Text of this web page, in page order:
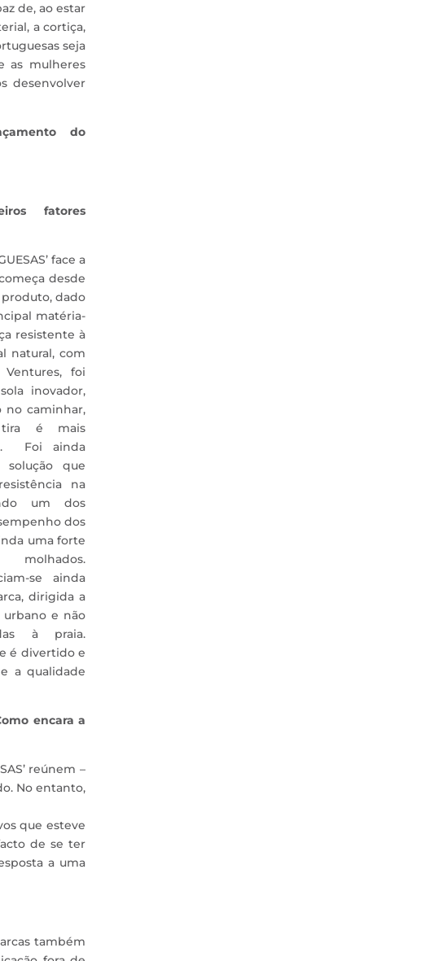
de, ao estar
a cortiça,
seja
as mulheres
desenvolver
do
fatores
face a
desde
dado
matéria-
resistente à
natural, com
foi
inovador,
no caminhar,
é mais
Foi ainda
solução que
na
um dos
dos
uma forte
se ainda
dirigida a
urbano e não
à praia.
é divertido e
e a qualidade
encara a
reúnem –
No entanto,
que esteve
de se ter
a uma
também